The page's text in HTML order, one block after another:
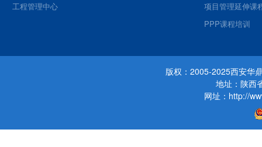
工程管理中心
项目管理延伸课
PPP课程培训
版权：2005-2025西安华
地址：陕西
网址：http://